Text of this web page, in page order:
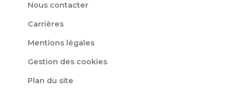
Nous contacter
Carrières
Mentions légales
Gestion des cookies
Plan du site